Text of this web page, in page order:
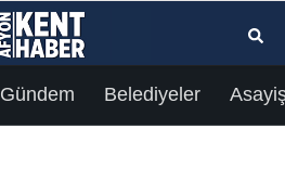
Gündem Belediyeler